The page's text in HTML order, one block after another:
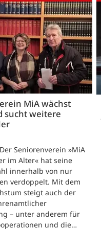
MiA wächst
sucht weitere
Seniorenverein »MiA
im Alter« hat seine
innerhalb von nur
verdoppelt. Mit dem
steigt auch der
– unter anderem für
und die…